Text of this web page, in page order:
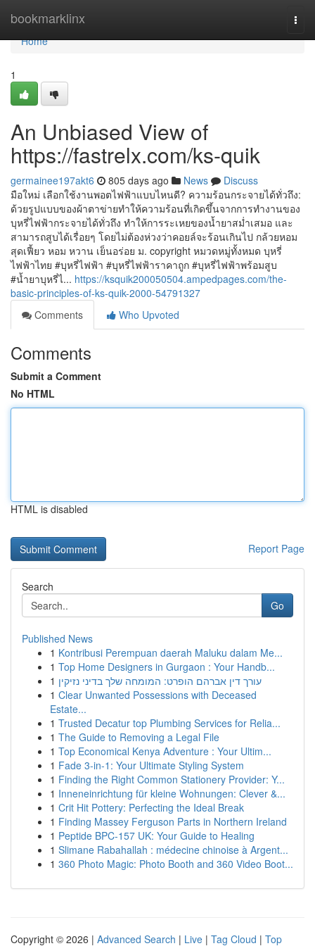
bookmarklinx
Home
Home
1
An Unbiased View of
https://fastrelx.com/ks-quik
germainee197akt6 805 days ago News
Discuss
มือใหม่ เลือกใช้งานพอตไฟฟ้าแบบไหนดี? ความร้อนกระจายได้ทั่วถึง:
ด้วยรูปแบบของผ้าตาข่ายทำให้ความร้อนที่เกิดขึ้นจากการทำงานของ
บุหรี่ไฟฟ้ากระจายได้ทั่วถึง ทำให้การระเหยของน้ำยาสม่ำเสมอ และ
สามารถสูบได้เรื่อยๆ โดยไม่ต้องห่วงว่าคอยล์จะร้อนเกินไป กล้วยหอม
สุดเฟี้ยว หอม หวาน เย็นอร่อย ม. copyright หมวดหมู่ทั้งหมด บุหรี่
ไฟฟ้าไทย #บุหรี่ไฟฟ้า #บุหรี่ไฟฟ้าราคาถูก #บุหรี่ไฟฟ้าพร้อมสูบ
#น้ำยาบุหรี่ไ... https://ksquik200050504.ampedpages.com/the-
basic-principles-of-ks-quik-2000-54791327
Comments
Who Upvoted
Comments
Submit a Comment
No HTML
HTML is disabled
Report Page
Search
Go
Published News
1 Kontribusi Perempuan daerah Maluku dalam Me...
1 Top Home Designers in Gurgaon : Your Handb...
1 עורך דין אברהם הופרט: המומחה שלך בדיני נזיקין
1 Clear Unwanted Possessions with Deceased
Estate...
1 Trusted Decatur top Plumbing Services for Relia...
1 The Guide to Removing a Legal File
1 Top Economical Kenya Adventure : Your Ultim...
1 Fade 3-in-1: Your Ultimate Styling System
1 Finding the Right Common Stationery Provider: Y...
1 Inneneinrichtung für kleine Wohnungen: Clever &...
1 Crit Hit Pottery: Perfecting the Ideal Break
1 Finding Massey Ferguson Parts in Northern Ireland
1 Peptide BPC-157 UK: Your Guide to Healing
1 Slimane Rabahallah : médecine chinoise à Argent...
1 360 Photo Magic: Photo Booth and 360 Video Boot...
Copyright © 2026 | Advanced Search | Live | Tag Cloud | Top